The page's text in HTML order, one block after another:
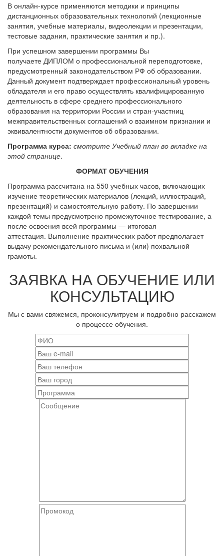
В онлайн-курсе применяются методики и принципы
дистанционных образовательных технологий (лекционные
занятия, учебные материалы, видеолекции и презентации,
тестовые задания, практические занятия и пр.).
При успешном завершении программы Вы
получаете ДИПЛОМ о профессиональной переподготовке,
предусмотренный законодательством РФ об образовании.
Данный документ подтверждает профессиональный уровень
обладателя и его право осуществлять квалифицированную
деятельность в сфере среднего профессионального
образования на территории России и стран-участниц
межправительственных соглашений о взаимном признании и
эквивалентности документов об образовании.
Программа курса: смотрите Учебный план во вкладке на
этой странице.
ФОРМАТ ОБУЧЕНИЯ
Программа рассчитана на 550 учебных часов, включающих
изучение теоретических материалов (лекций, иллюстраций,
презентаций) и самостоятельную работу. По завершении
каждой темы предусмотрено промежуточное тестирование, а
после освоения всей программы — итоговая
аттестация. Выполнение практических работ предполагает
выдачу рекомендательного письма и (или) похвальной
грамоты.
ЗАЯВКА НА ОБУЧЕНИЕ ИЛИ
КОНСУЛЬТАЦИЮ
Мы с вами свяжемся, проконсулитруем и подробно расскажем
о процессе обучения.